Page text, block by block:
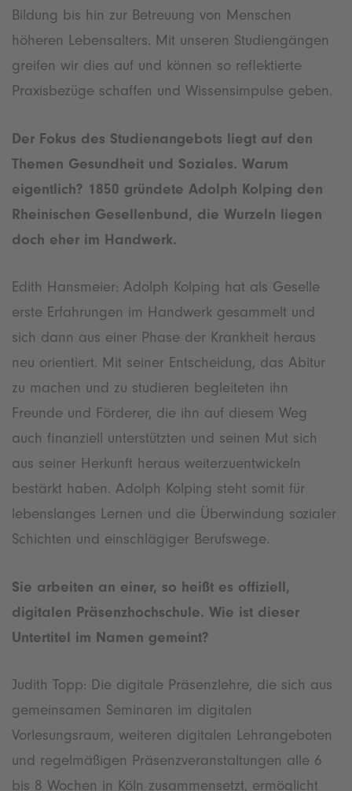
Bildung bis hin zur Betreuung von Menschen
höheren Lebensalters. Mit unseren Studiengängen
greifen wir dies auf und können so reflektierte
Praxisbezüge schaffen und Wissensimpulse geben.
Der Fokus des Studienangebots liegt auf den
Themen Gesundheit und Soziales. Warum
eigentlich? 1850 gründete Adolph Kolping den
Rheinischen Gesellenbund, die Wurzeln liegen
doch eher im Handwerk.
Edith Hansmeier: Adolph Kolping hat als Geselle
erste Erfahrungen im Handwerk gesammelt und
sich dann aus einer Phase der Krankheit heraus
neu orientiert. Mit seiner Entscheidung, das Abitur
zu machen und zu studieren begleiteten ihn
Freunde und Förderer, die ihn auf diesem Weg
auch finanziell unterstützten und seinen Mut sich
aus seiner Herkunft heraus weiterzuentwickeln
bestärkt haben. Adolph Kolping steht somit für
lebenslanges Lernen und die Überwindung sozialer
Schichten und einschlägiger Berufswege.
Sie arbeiten an einer, so heißt es offiziell,
digitalen Präsenzhochschule. Wie ist dieser
Untertitel im Namen gemeint?
Judith Topp: Die digitale Präsenzlehre, die sich aus
gemeinsamen Seminaren im digitalen
Vorlesungsraum, weiteren digitalen Lehrangeboten
und regelmäßigen Präsenzveranstaltungen alle 6
bis 8 Wochen in Köln zusammensetzt, ermöglicht